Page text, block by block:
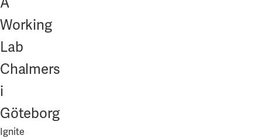
Karlstad
Gävle
Skövde
Högskolan i Skövde
Working
Lab
Chalmers
i
Göteborg
Ignite